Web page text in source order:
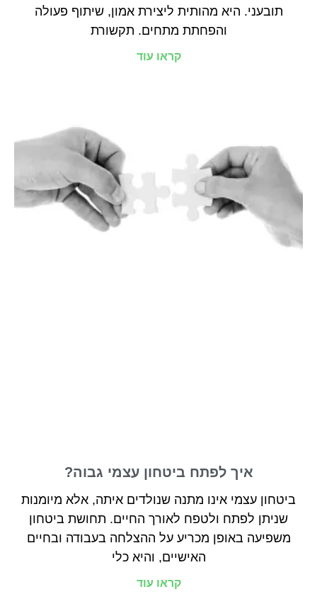
תובעני. היא מהותית ליצירת אמון, שיתוף פעולה
והפחתת מתחים. תקשורת
קראו עוד
איך לפתח ביטחון עצמי גבוה?
ביטחון עצמי אינו מתנה שנולדים איתה, אלא מיומנות
שניתן לפתח ולטפח לאורך החיים. תחושת ביטחון
משפיעה באופן מכריע על ההצלחה בעבודה ובחיים
האישיים, והיא כלי
קראו עוד